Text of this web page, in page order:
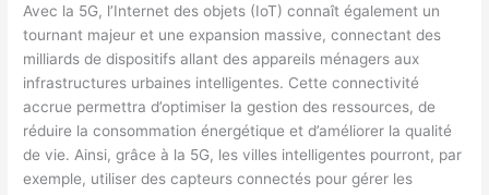
Avec la 5G, l’Internet des objets (IoT) connaît également un
tournant majeur et une expansion massive, connectant des
milliards de dispositifs allant des appareils ménagers aux
infrastructures urbaines intelligentes. Cette connectivité
accrue permettra d’optimiser la gestion des ressources, de
réduire la consommation énergétique et d’améliorer la qualité
de vie. Ainsi, grâce à la 5G, les villes intelligentes pourront, par
exemple, utiliser des capteurs connectés pour gérer les